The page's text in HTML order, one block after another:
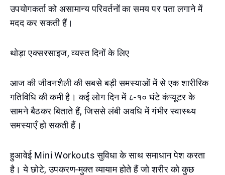
उपयोगकर्ता को असामान्य परिवर्तनों का समय पर पता लगाने में
मदद कर सकती हैं।
थोड़ा एक्सरसाइज, व्यस्त दिनों के लिए
आज की जीवनशैली की सबसे बड़ी समस्याओं में से एक शारीरिक
गतिविधि की कमी है। कई लोग दिन में ८-१० घंटे कंप्यूटर के
सामने बैठकर बिताते हैं, जिससे लंबी अवधि में गंभीर स्वास्थ्य
समस्याएँ हो सकती हैं।
हुआवेई Mini Workouts सुविधा के साथ समाधान पेश करता
है। ये छोटे, उपकरण-मुक्त व्यायाम होते हैं जो शरीर को कुछ